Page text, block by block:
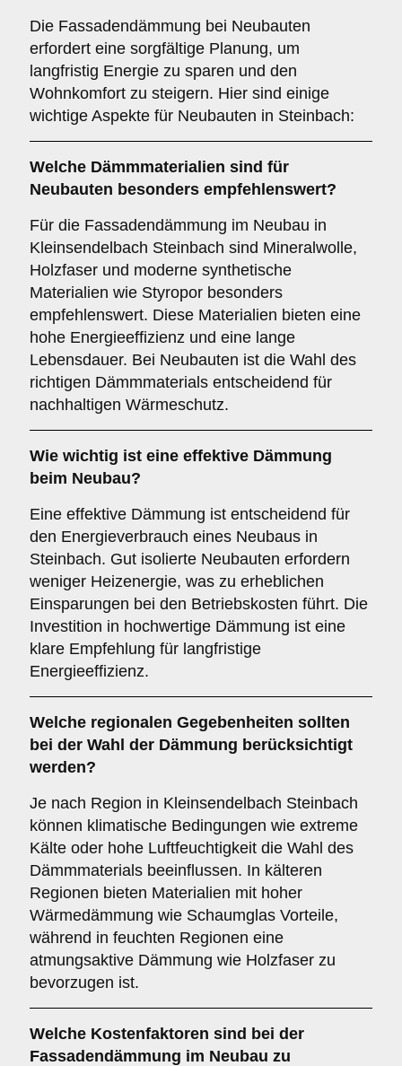
Die Fassadendämmung bei Neubauten
erfordert eine sorgfältige Planung, um
langfristig Energie zu sparen und den
Wohnkomfort zu steigern. Hier sind einige
wichtige Aspekte für Neubauten in Steinbach:
Welche Dämmmaterialien sind für
Neubauten besonders empfehlenswert?
Für die Fassadendämmung im Neubau in
Kleinsendelbach Steinbach sind Mineralwolle,
Holzfaser und moderne synthetische
Materialien wie Styropor besonders
empfehlenswert. Diese Materialien bieten eine
hohe Energieeffizienz und eine lange
Lebensdauer. Bei Neubauten ist die Wahl des
richtigen Dämmmaterials entscheidend für
nachhaltigen Wärmeschutz.
Wie wichtig ist eine effektive Dämmung
beim Neubau?
Eine effektive Dämmung ist entscheidend für
den Energieverbrauch eines Neubaus in
Steinbach. Gut isolierte Neubauten erfordern
weniger Heizenergie, was zu erheblichen
Einsparungen bei den Betriebskosten führt. Die
Investition in hochwertige Dämmung ist eine
klare Empfehlung für langfristige
Energieeffizienz.
Welche regionalen Gegebenheiten sollten
bei der Wahl der Dämmung berücksichtigt
werden?
Je nach Region in Kleinsendelbach Steinbach
können klimatische Bedingungen wie extreme
Kälte oder hohe Luftfeuchtigkeit die Wahl des
Dämmmaterials beeinflussen. In kälteren
Regionen bieten Materialien mit hoher
Wärmedämmung wie Schaumglas Vorteile,
während in feuchten Regionen eine
atmungsaktive Dämmung wie Holzfaser zu
bevorzugen ist.
Welche Kostenfaktoren sind bei der
Fassadendämmung im Neubau zu